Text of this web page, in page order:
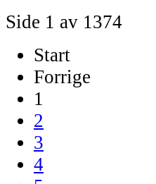
Side 1 av 1374
Start
Forrige
1
2
3
4